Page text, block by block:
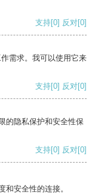
支持[0] 反对[0]
需求。我可以使用它来
支持[0] 反对[0]
的隐私保护和安全性保
支持[0] 反对[0]
安全性的连接。